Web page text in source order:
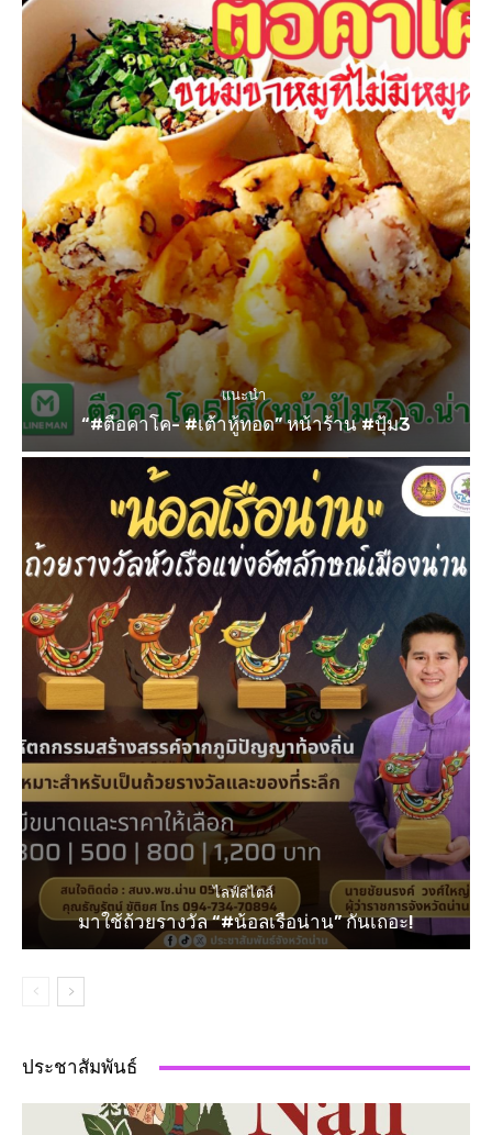
แนะนำ
“#ตือคาโค- #เต้าหู้ทอด” หน้าร้าน #ปุ้ม3
ไลฟ์สไตล์
มาใช้ถ้วยรางวัล “#น้อลเรือน่าน” กันเถอะ!
ประชาสัมพันธ์